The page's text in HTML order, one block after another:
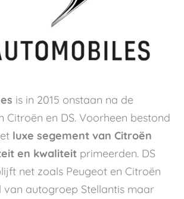
is in 2015 onstaan na de
Citroën en DS. Voorheen bestond
luxe segement van Citroën
en kwaliteit primeerden. DS
net zoals Peugeot en Citroën
van autogroep Stellantis maar